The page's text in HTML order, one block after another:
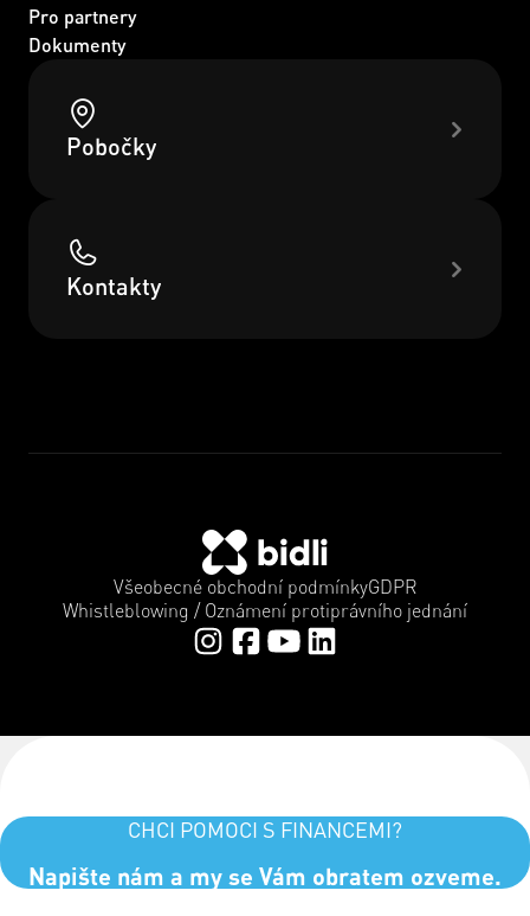
Pro partnery
Dokumenty
Pobočky
Kontakty
Všeobecné obchodní podmínkyGDPR
Whistleblowing / Oznámení protiprávního jednání
CHCI POMOCI S FINANCEMI?
Napište nám a my se Vám obratem ozveme.